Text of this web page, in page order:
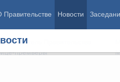
Правительстве Новости
Правительства
премьеры